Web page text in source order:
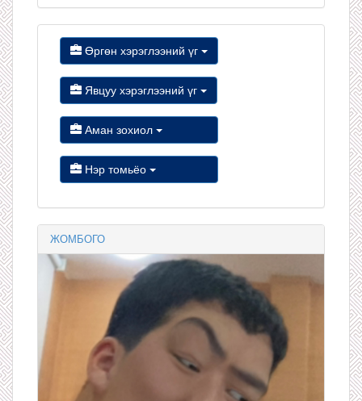
Өргөн хэрэглээний үг
Явцуу хэрэглээний үг
Аман зохиол
Нэр томьёо
ЖОМБОГО